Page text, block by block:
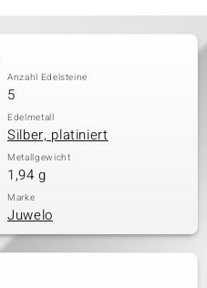
Anzahl Edelsteine
5
Edelmetall
Silber, platiniert
Metallgewicht
1,94 g
Marke
Juwelo